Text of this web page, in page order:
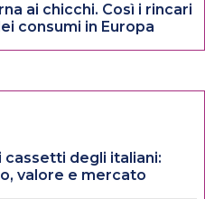
ai chicchi. Così i rincari
consumi in Europa
cassetti degli italiani:
valore e mercato